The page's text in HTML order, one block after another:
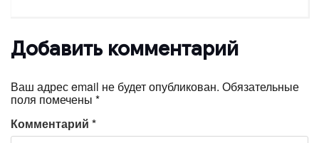
Добавить комментарий
Ваш адрес email не будет опубликован. Обязательные
поля помечены *
Комментарий *